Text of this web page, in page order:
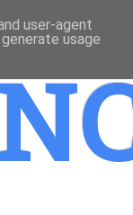
user-agent
usage